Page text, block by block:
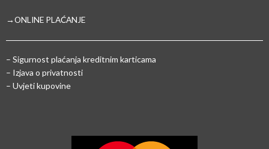
→ONLINE PLAĆANJE
– Sigurnost plaćanja kreditnim karticama
– Izjava o privatnosti
– Uvjeti kupovine